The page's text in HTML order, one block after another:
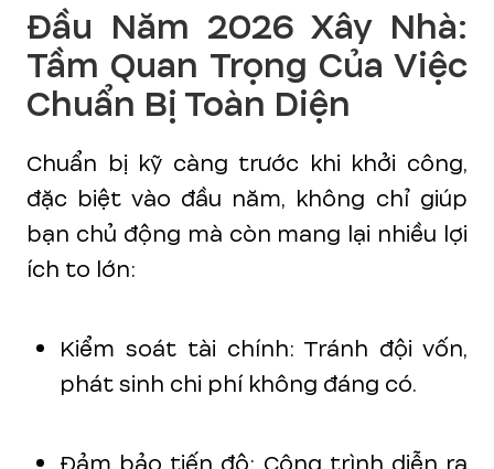
Đầu Năm 2026 Xây Nhà:
Tầm Quan Trọng Của Việc
Chuẩn Bị Toàn Diện
Chuẩn bị kỹ càng trước khi khởi công,
đặc biệt vào đầu năm, không chỉ giúp
bạn chủ động mà còn mang lại nhiều lợi
ích to lớn:
Kiểm soát tài chính: Tránh đội vốn,
phát sinh chi phí không đáng có.